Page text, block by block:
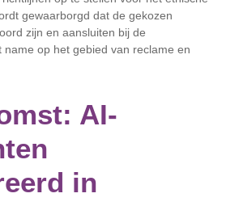
gewaarborgd dat de gekozen
zijn en aansluiten bij de
name op het gebied van reclame en
AI-
in